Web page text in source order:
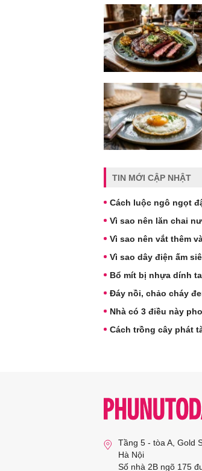
TIN MỚI CẬP NHẬT
Cách luộc ngô ngọt
Vì sao nên lăn chai
Vì sao nên vắt thêm
Vì sao dây điện ấm
Bổ mít bị nhựa dính
Đáy nồi, chảo cháy
Nhà có 3 điều này
Cách trồng cây phát
Tầng 5 - tòa A, Gold
Hà Nội
Số nhà 2B ngõ 175